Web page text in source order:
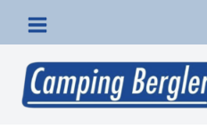
Inhalt
springen